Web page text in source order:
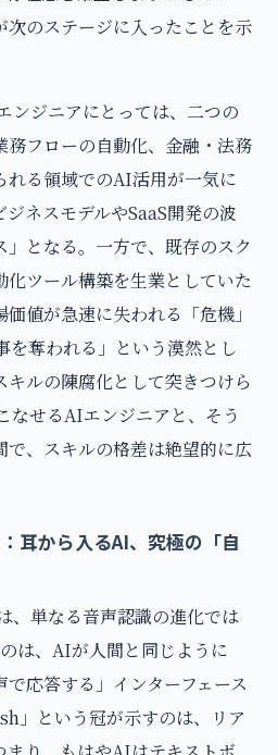
次のステージに入ったことを示
ンジニアにとっては、二つの
務フローの自動化、金融・法務
れる領域でのAI活用が一気に
ネスモデルやSaaS開発の波
となる。一方で、既存のスク
化ツール構築を生業としていた
値が急速に失われる「危機」
を奪われる」という漠然とし
ルの陳腐化として突きつけら
なせるAIエンジニアと、そう
で、スキルの格差は絶望的に広
耳から入るAI、究極の「自
、単なる音声認識の進化では
は、AIが人間と同じように
で応答する」インターフェース
」という冠が示すのは、リア